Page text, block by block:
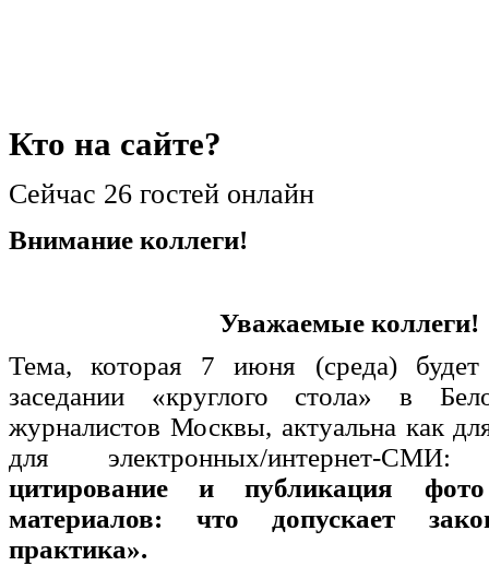
Кто на сайте?
Сейчас 26 гостей онлайн
Внимание коллеги!
Уважаемые коллеги!
Тема, которая 7 июня (среда) будет
заседании «круглого стола» в
журналистов Москвы, актуальна как
для электронных/интернет-
цитирование и публикация
материалов: что допускает
практика».